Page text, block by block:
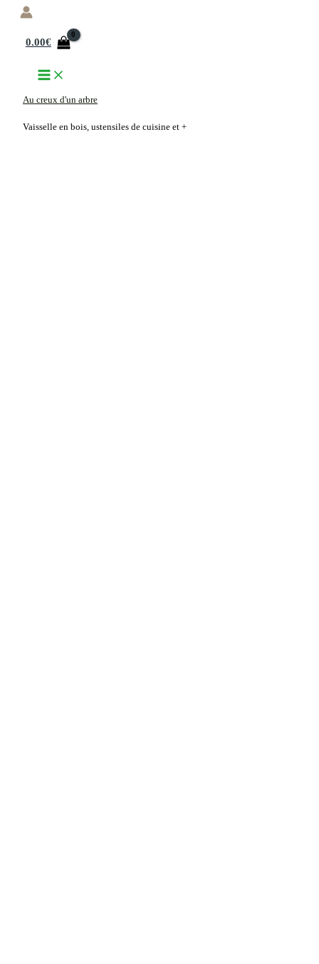
Aller
0.00€
Au creux d'un arbre
Vaisselle en bois, ustensiles de cuisine et +